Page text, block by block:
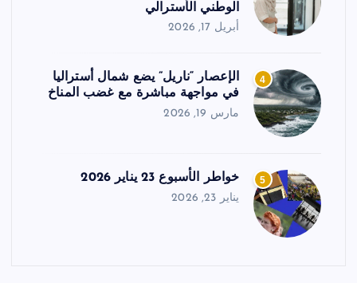
الوطني الأسترالي
أبريل 17, 2026
4
الإعصار “ناريل” يضع شمال أستراليا
في مواجهة مباشرة مع غضب المناخ
مارس 19, 2026
5 خواطر الأسبوع 23 يناير 2026
يناير 23, 2026